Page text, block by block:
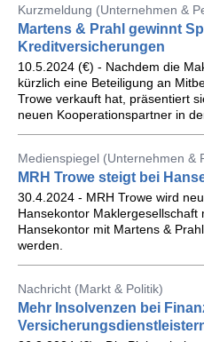
Kurzmeldung (Unternehmen &
Martens & Prahl gewinnt
Kreditversicherungen
10.5.2024 (€) - Nachdem die
kürzlich eine Beteiligung an
Trowe verkauft hat, präsentiert
neuen Kooperationspartner in
Medienspiegel (Unternehmen &
MRH Trowe steigt bei
30.4.2024 - MRH Trowe wird
Hansekontor Maklergesellschaft
Hansekontor mit Martens &
werden.
Nachricht (Markt & Politik)
Mehr Insolvenzen bei